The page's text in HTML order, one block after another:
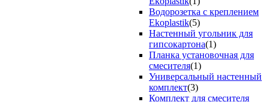
Водорозетка с креплением
Ekoplastik(5)
Настенный угольник для
гипсокартона(1)
Планка установочная для
смесителя(1)
Универсальный настенный
комплект(3)
Комплект для смесителя